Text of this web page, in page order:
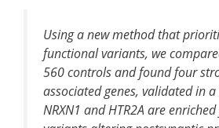
Using a new method that
functional variants, we
560 controls and found four
associated genes, validated in
NRXN1 and HTR2A are